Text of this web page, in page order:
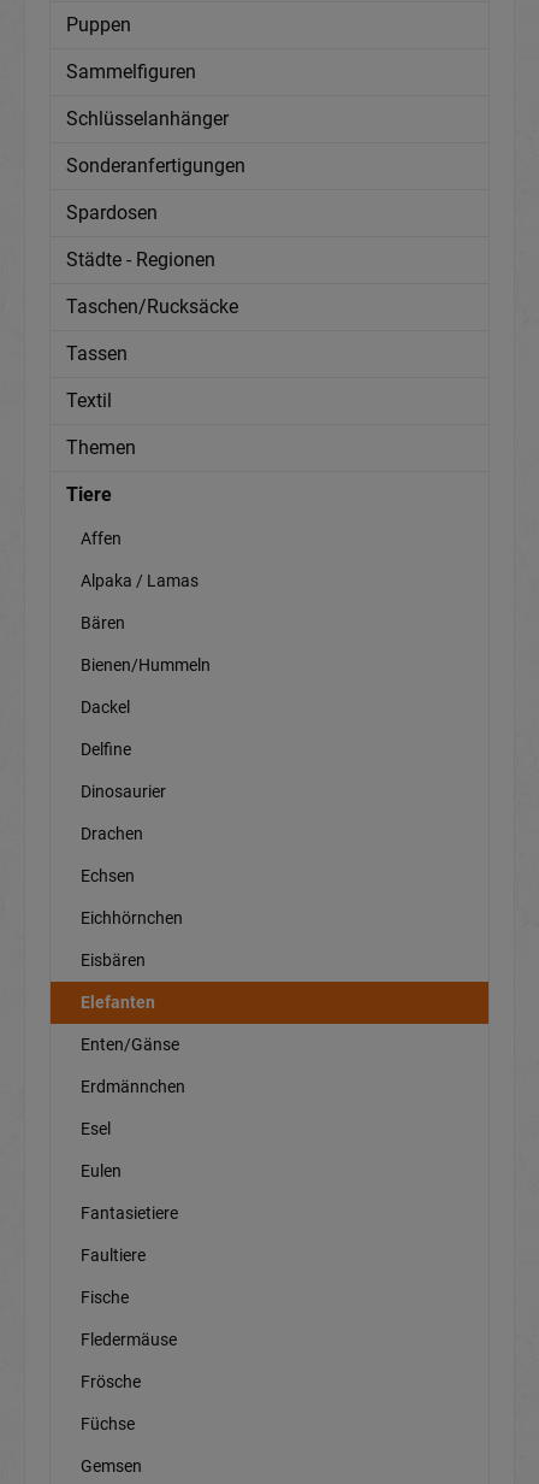
Puppen
Sammelfiguren
Schlüsselanhänger
Sonderanfertigungen
Spardosen
Städte - Regionen
Taschen/Rucksäcke
Tassen
Textil
Themen
Tiere
Affen
Alpaka / Lamas
Bären
Bienen/Hummeln
Dackel
Delfine
Dinosaurier
Drachen
Echsen
Eichhörnchen
Eisbären
Elefanten
Enten/Gänse
Erdmännchen
Esel
Eulen
Fantasietiere
Faultiere
Fische
Fledermäuse
Frösche
Füchse
Gemsen